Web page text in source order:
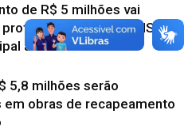
de R$ 5 milhões vai
da fauna na MS-
acesso a Bonito.
5,8 milhões serão
em obras de recapeamento